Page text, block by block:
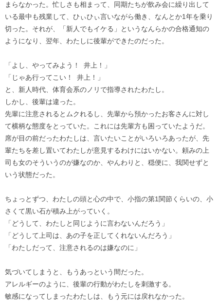
まらなかった。忙しさも相まって、同期たちが飲み会に繰り出して
いる最中も残業して、ひぃひぃ言いながら働き、なんとか1年を乗り
切った。それが、「新人でもイケる」というなんらかの合格通知の
ようになり、翌年、わたしに後輩ができたのだった。
「よし、やってみよう！ 井上！」
「じゃあ行ってこい！ 井上！」
と、新人時代、体育会系のノリで指導されたわたし。
しかし、後輩は違った。
先輩に注意されるとムクれるし、先輩から預かったお客さんに対し
て横柄な態度をとっていた。これには先輩方も困っていたようだ。
席が目の前だったわたしは、言いたいことがいろいろあったが、先
輩たちを差し置いてわたしが意見するわけにはいかない。頼みの上
司も女のそういうのが嫌なのか、やんわりと、穏便に、我関せずと
いう状態だった。
ちょっとずつ、わたしの頭と心の中で、小指の第1関節くらいの、小
さくて黒い石が積み上がっていく。
「どうして、わたしと同じように言わないんだろう」
「どうして上司は、あの子を正してくれないんだろう」
「わたしだって、注意されるのは嫌なのに」
気づいてしまうと、もうあっという間だった。
アレルギーのように、後輩の行動がわたしを刺激する。
敏感になってしまったわたしは、もう元には戻れなかった。